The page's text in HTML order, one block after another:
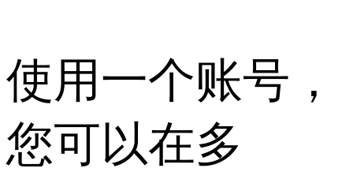
使用一个账号，
您可以在多